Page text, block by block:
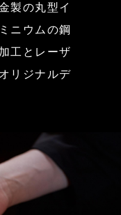
製の丸型イ
ニウムの鋼
工とレーザ
リジナルデ